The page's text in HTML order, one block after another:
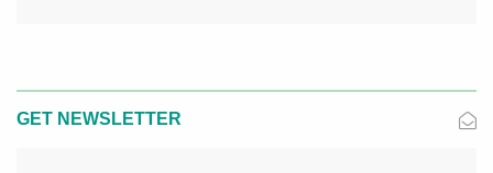
GET NEWSLETTER